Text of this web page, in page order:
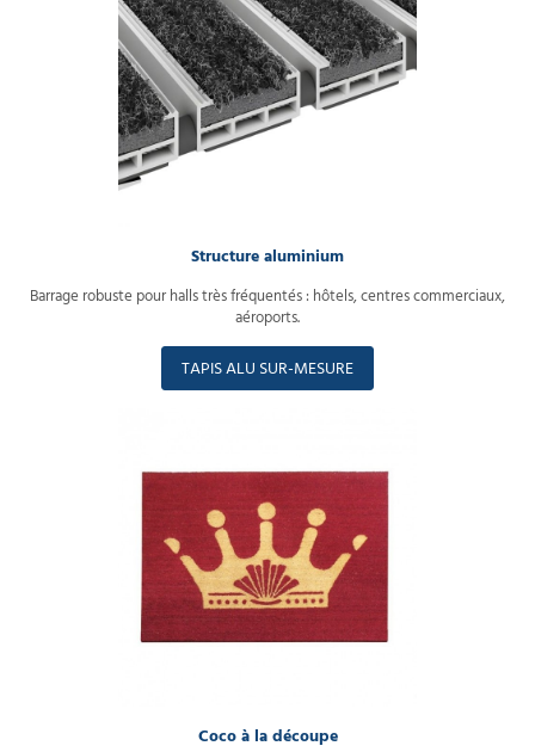
Structure aluminium
Barrage robuste pour halls très fréquentés : hôtels, centres commerciaux,
aéroports.
TAPIS ALU SUR-MESURE
Coco à la découpe